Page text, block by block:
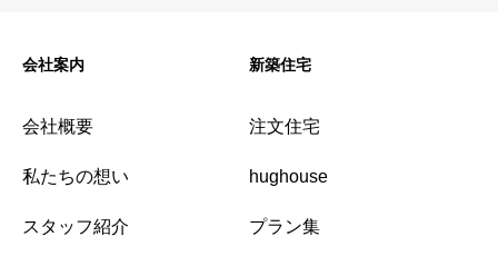
会社案内
会社概要
私たちの想い
スタッフ紹介
新築住宅
注文住宅
hughouse
プラン集